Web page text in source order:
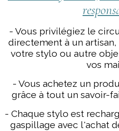
- Vous privilégiez le
directement à un
votre stylo ou autre
vos
- Vous achetez un
grâce à tout un savoir-
- Chaque stylo est
gaspillage avec l'achat